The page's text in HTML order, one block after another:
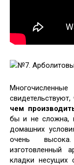
№7.
свидетельствуют,
чем
бы и не сложна,
домашних
очень
изготовленный
кладки несущих